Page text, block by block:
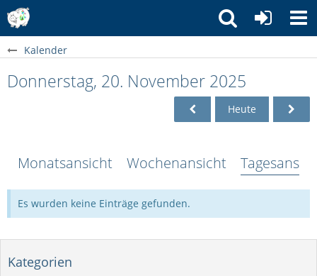
Kalender
Donnerstag, 20. November 2025
Heute
Monatsansicht Wochenansicht
Es wurden keine Einträge gefunden.
Kategorien